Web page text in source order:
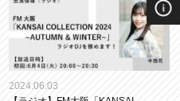
2024.06.03